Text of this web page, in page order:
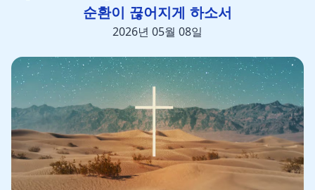
순환이 끊어지게 하소서
2026년 05월 08일